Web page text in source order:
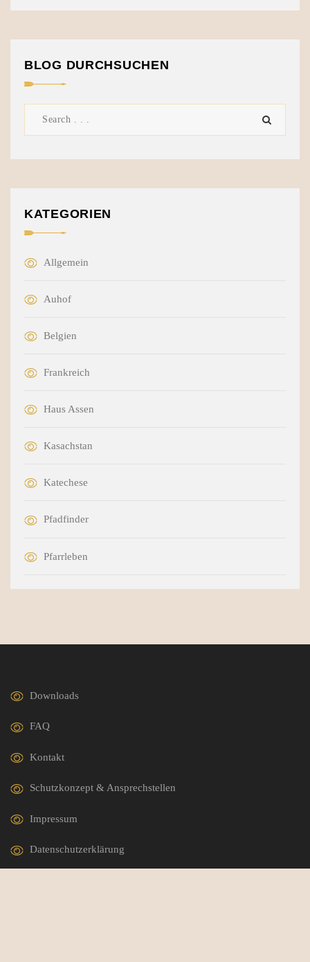
BLOG DURCHSUCHEN
KATEGORIEN
Allgemein
Auhof
Belgien
Frankreich
Haus Assen
Kasachstan
Katechese
Pfadfinder
Pfarrleben
Downloads
FAQ
Kontakt
Schutzkonzept & Ansprechstellen
Impressum
Datenschutzerklärung